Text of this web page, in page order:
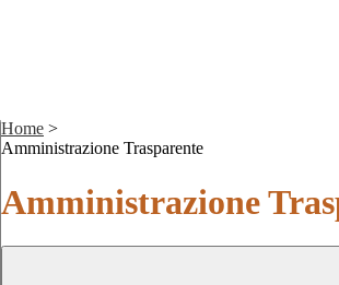
Home >
Amministrazione Trasparente
Amministrazione